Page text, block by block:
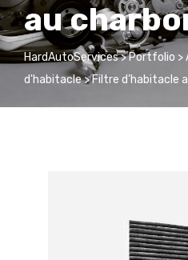
au
HardAutoServices>Portfolio >
d'habitacle>Filtre d’habitacle